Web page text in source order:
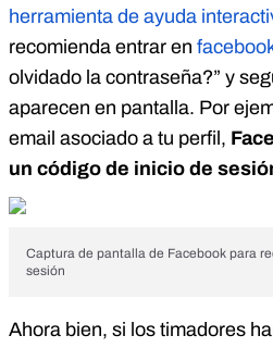
herramienta de ayuda
recomienda entrar en
olvidado la contraseña?” y
aparecen en pantalla. Por
email asociado a tu perfil,
un código de inicio de
Captura de pantalla de Facebook para
sesión
Ahora bien, si los timadores